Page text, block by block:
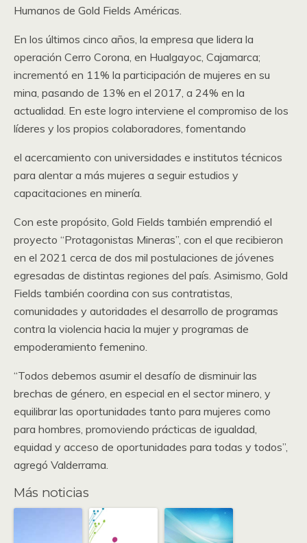
Humanos de Gold Fields Américas.
En los últimos cinco años, la empresa que lidera la
operación Cerro Corona, en Hualgayoc, Cajamarca;
incrementó en 11% la participación de mujeres en su
mina, pasando de 13% en el 2017, a 24% en la
actualidad. En este logro interviene el compromiso de los
líderes y los propios colaboradores, fomentando
el acercamiento con universidades e institutos técnicos
para alentar a más mujeres a seguir estudios y
capacitaciones en minería.
Con este propósito, Gold Fields también emprendió el
proyecto “Protagonistas Mineras”, con el que recibieron
en el 2021 cerca de dos mil postulaciones de jóvenes
egresadas de distintas regiones del país. Asimismo, Gold
Fields también coordina con sus contratistas,
comunidades y autoridades el desarrollo de programas
contra la violencia hacia la mujer y programas de
empoderamiento femenino.
“Todos debemos asumir el desafío de disminuir las
brechas de género, en especial en el sector minero, y
equilibrar las oportunidades tanto para mujeres como
para hombres, promoviendo prácticas de igualdad,
equidad y acceso de oportunidades para todas y todos”,
agregó Valderrama.
Más noticias